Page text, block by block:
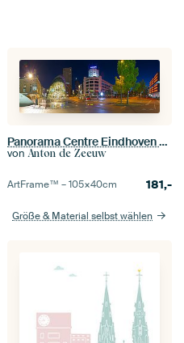
Panorama Centre Eindhoven bei Nacht
von Anton de Zeeuw
ArtFrame™ –105×40cm 181,-
Größe & Material selbst wählen